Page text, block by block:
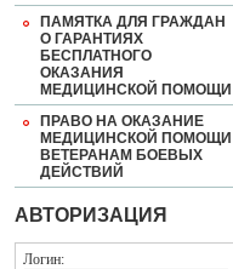
ПАМЯТКА ДЛЯ ГРАЖДАН
О ГАРАНТИЯХ
БЕСПЛАТНОГО
ОКАЗАНИЯ
МЕДИЦИНСКОЙ ПОМОЩИ
ПРАВО НА ОКАЗАНИЕ
МЕДИЦИНСКОЙ ПОМОЩИ
ВЕТЕРАНАМ БОЕВЫХ
ДЕЙСТВИЙ
АВТОРИЗАЦИЯ
Логин: